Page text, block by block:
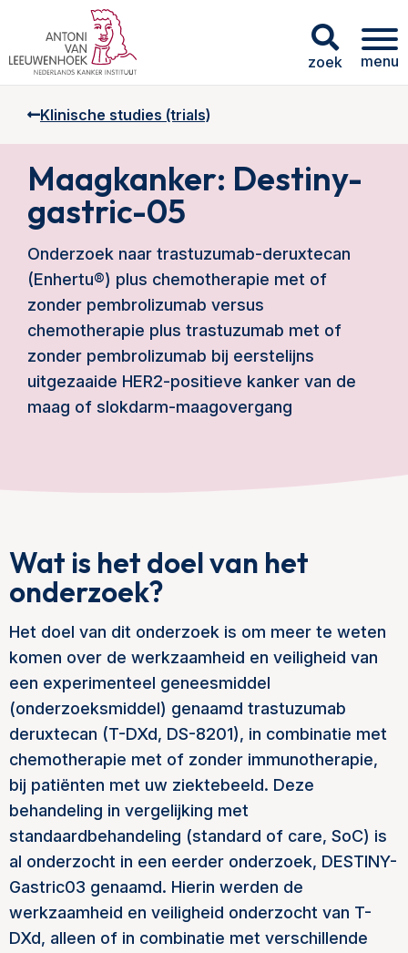
zoek menu
Klinische studies (trials)
Maagkanker: Destiny-
gastric-05
Onderzoek naar trastuzumab-deruxtecan
(Enhertu®) plus chemotherapie met of
zonder pembrolizumab versus
chemotherapie plus trastuzumab met of
zonder pembrolizumab bij eerstelijns
uitgezaaide HER2-positieve kanker van de
maag of slokdarm-maagovergang
Wat is het doel van het
onderzoek?
Het doel van dit onderzoek is om meer te weten
komen over de werkzaamheid en veiligheid van
een experimenteel geneesmiddel
(onderzoeksmiddel) genaamd trastuzumab
deruxtecan (T-DXd, DS-8201), in combinatie met
chemotherapie met of zonder immunotherapie,
bij patiënten met uw ziektebeeld. Deze
behandeling in vergelijking met
standaardbehandeling (standard of care, SoC) is
al onderzocht in een eerder onderzoek, DESTINY-
Gastric03 genaamd. Hierin werden de
werkzaamheid en veiligheid onderzocht van T-
DXd, alleen of in combinatie met verschillende